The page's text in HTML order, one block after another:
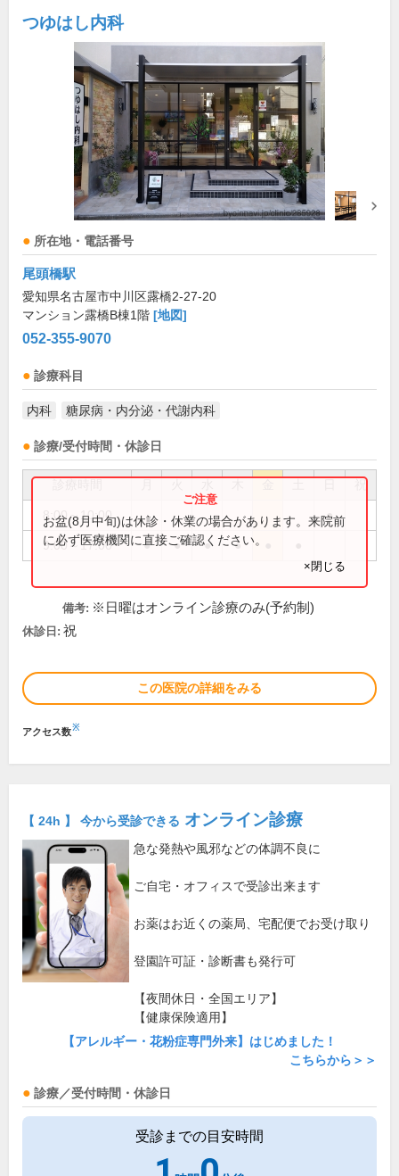
つゆはし内科
所在地・電話番号
尾頭橋駅
愛知県名古屋市中川区露橋2-27-20
マンション露橋B棟1階 [地図]
052-355-9070
診療科目
内科 糖尿病・内分泌・代謝内科
診療/受付時間・休診日
祝
8:00～10:00 ●
9:00～17:00 ● ● ● ●
お盆(8月中旬)は休診・休業の場合があります。来院前
に必ず医療機関に直接ご確認ください。
×閉じる
備考: ※日曜はオンライン診療のみ(予約制)
休診日: 祝
この医院の詳細をみる
アクセス数※
【 24h 】 今から受診できる オンライン診療
急な発熱や風邪などの体調不良に
ご自宅・オフィスで受診出来ます
お薬はお近くの薬局、宅配便でお受け取り
登園許可証・診断書も発行可
【夜間休日・全国エリア】
【健康保険適用】
【アレルギー・花粉症専門外来】はじめました！
こちらから＞＞
診療／受付時間・休診日
受診までの目安時間